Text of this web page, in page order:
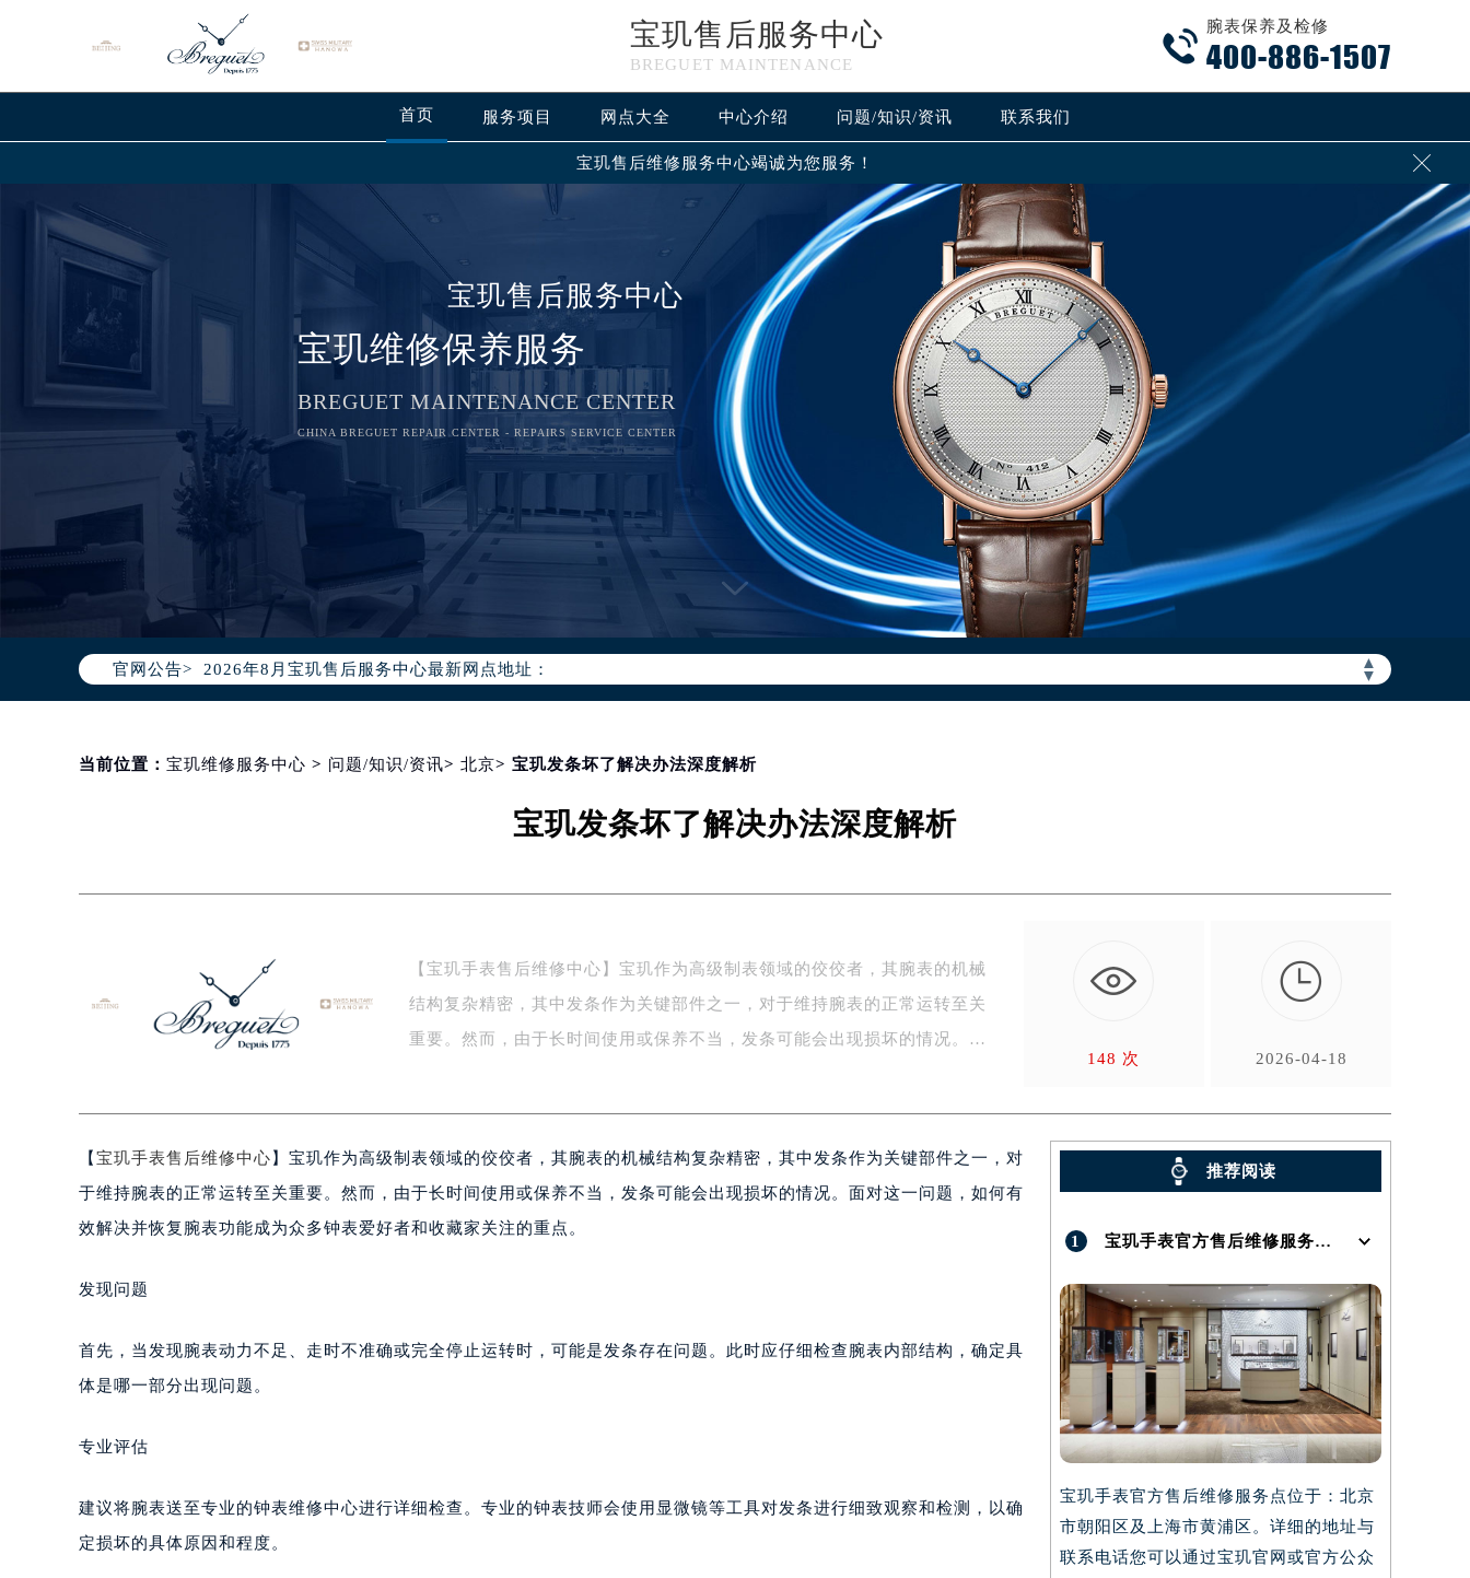
宝玑售后服务中心
BREGUET MAINTENANCE

腕表保养及检修
400-886-1507
首页 服务项目 网点大全 中心介绍 问题/知识/资讯 联系我们
宝玑售后维修服务中心竭诚为您服务！ 
宝玑售后服务中心
宝玑维修保养服务
BREGUET MAINTENANCE CENTER
CHINA BREGUET REPAIR CENTER - REPAIRS SERVICE CENTER
官网公告> ▲
▼
2026年8月宝玑中国区售后服务网络优化升级公告
2026年8月宝玑全国官方售后客户服务热线：400-886-1507
宝玑官方全国统一服务热线400-886-1507，服务覆盖中国大陆、香港、澳门、台湾全部区域（非大陆需加拨“+86”）
2026年8月宝玑售后服务中心最新网点地址：
北京市朝阳区建国门外大街甲6号华熙国际中心写字楼D座11层1102室（北京总部）（需提前预约）
天津市和平区赤峰道136号天津国际金融中心写字楼26层2603室（需提前预约）
上海市黄浦区南京东路299号宏伊国际广场写字楼8层806室（需提前预约）
盐城市盐都区世纪大道5号盐城金融城写字楼1号楼16层1604室（需提前预约）
泰州市海陵区永定东路399号置地商务中心东塔写字楼（华润万象城）17层1706室（需提前预约）
宁波市江北区大闸南路500号来福士广场办公楼20层2009室（需提前预约）
嘉兴市南湖区广益路705号嘉兴世界贸易中心写字楼A座13层1304室（需提前预约）
南昌市红谷滩新区红谷中大道998号绿地双子塔（中央广场）A1座办公楼14层07室（需提前预约）
济南市历下区经十路11111号华润中心写字楼（万象城）15层1508室（需提前预约）
惠州市惠城区江北文昌一路7号华贸大厦写字楼1座30层05室（需提前预约）
长沙市芙蓉区定王台街道建湘路393号世茂环球金融中心写字楼（芙蓉广场）10层13室（需提前预约）
当前位置： 宝玑维修服务中心 > 问题/知识/资讯> 北京> 宝玑发条坏了解决办法深度解析
宝玑发条坏了解决办法深度解析
【宝玑手表售后维修中心】宝玑作为高级制表领域的佼佼者，其腕表的机械
结构复杂精密，其中发条作为关键部件之一，对于维持腕表的正常运转至关
重要。然而，由于长时间使用或保养不当，发条可能会出现损坏的情况。
148 次

2026-04-18
【 宝玑手表售后维修中心 】宝玑作为高级制表领域的佼佼者，其腕表的机械结构复杂精密，其中发条作为关键部件之一，对
于维持腕表的正常运转至关重要。然而，由于长时间使用或保养不当，发条可能会出现损坏的情况。面对这一问题，如何有
效解决并恢复腕表功能成为众多钟表爱好者和收藏家关注的重点。
发现问题
首先，当发现腕表动力不足、走时不准确或完全停止运转时，可能是发条存在问题。此时应仔细检查腕表内部结构，确定具
体是哪一部分出现问题。
专业评估
建议将腕表送至专业的钟表维修中心进行详细检查。专业的钟表技师会使用显微镜等工具对发条进行细致观察和检测，以确
定损坏的具体原因和程度。
推荐阅读
1 宝玑手表官方售后维修服务点地址在哪呢？
宝玑手表官方售后维修服务点位于：北京
市朝阳区及上海市黄浦区。详细的地址与
联系电话您可以通过宝玑官网或官方公众